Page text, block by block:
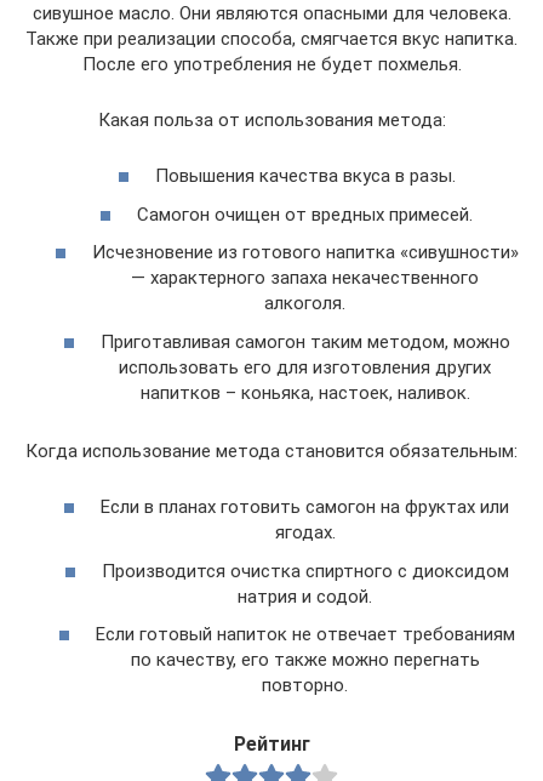
сивушное масло. Они являются опасными для человека.
Также при реализации способа, смягчается вкус напитка.
После его употребления не будет похмелья.
Какая польза от использования метода:
Повышения качества вкуса в разы.
Самогон очищен от вредных примесей.
Исчезновение из готового напитка «сивушности»
— характерного запаха некачественного
алкоголя.
Приготавливая самогон таким методом, можно
использовать его для изготовления других
напитков – коньяка, настоек, наливок.
Когда использование метода становится обязательным:
Если в планах готовить самогон на фруктах или
ягодах.
Производится очистка спиртного с диоксидом
натрия и содой.
Если готовый напиток не отвечает требованиям
по качеству, его также можно перегнать
повторно.
Рейтинг